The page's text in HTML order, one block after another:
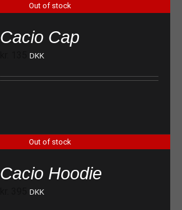
Out of stock
Cacio Cap
DKK
Out of stock
Cacio Hoodie
DKK